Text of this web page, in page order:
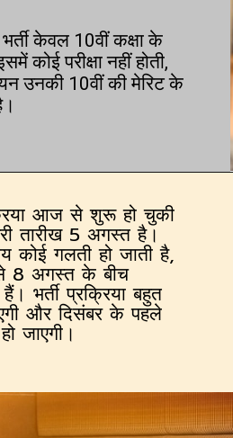
केवल 10वीं कक्षा के
कोई परीक्षा नहीं होती,
उनकी 10वीं की मेरिट के
आज से शुरू हो चुकी
तारीख 5 अगस्त है।
कोई गलती हो जाती है,
8 अगस्त के बीच
भर्ती प्रक्रिया बहुत
और दिसंबर के पहले
जाएगी।